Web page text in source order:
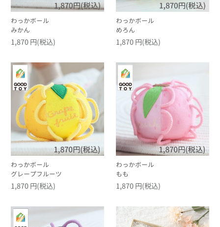
わっかボール
みかん
1,870 円(税込)
わっかボール
めろん
1,870 円(税込)
わっかボール
グレープフルーツ
1,870 円(税込)
わっかボール
もも
1,870 円(税込)